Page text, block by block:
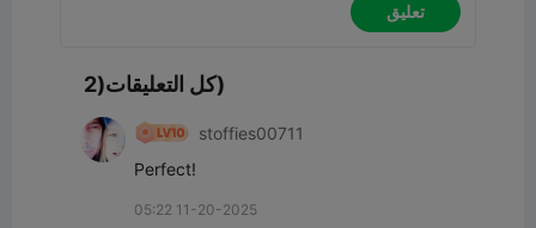
تعليق
كل التعليقات(2)
stoffies00711
Perfect!
05:22 11-20-2025